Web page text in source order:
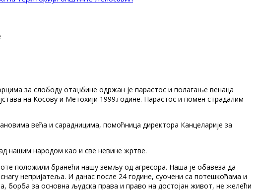
за слободу отаџбине одржан је парастос и полагање венаца
на Косову и Метохији 1999.године. Парастос и помен страдалим
већа и сарадницима, помоћница директора Канцеларије за
нашим народом као и све невине жртве.
положили бранећи нашу земљу од агресора. Наша је обавеза да
непријатеља. И данас после 24 године, суочени са потешкоћама и
за основна људска права и право на достојан живот, не желећи